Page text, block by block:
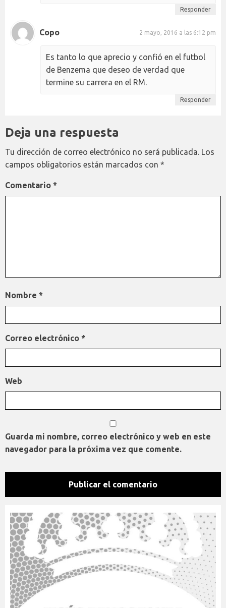
Responder
Copo 2 mayo, 2016 a las 6:12 pm
Es tanto lo que aprecio y confió en el futbol
de Benzema que deseo de verdad que
termine su carrera en el RM.
Responder
Deja una respuesta
Tu dirección de correo electrónico no será publicada. Los
campos obligatorios están marcados con *
Comentario *
Nombre *
Correo electrónico *
Web
Guarda mi nombre, correo electrónico y web en este
navegador para la próxima vez que comente.